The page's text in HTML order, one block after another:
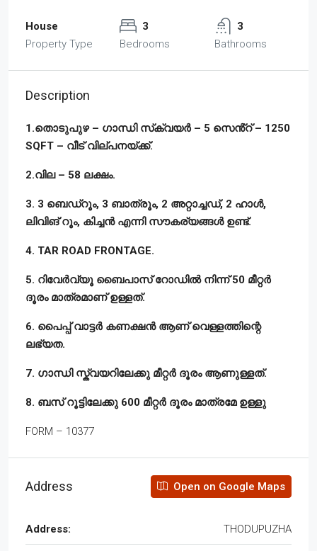
House
Property Type
3
Bedrooms
3
Bathrooms
Description
1.തൊടുപുഴ – ഗാന്ധി സ്‌ക്വയർ – 5 സെൻ്റ് – 1250
SQFT – വീട് വില്പനയ്ക്ക്.
2.വില – 58 ലക്ഷം.
3. 3 ബെഡ്‌റൂം, 3 ബാത്രൂം, 2 അറ്റാച്ചഡ്, 2 ഹാൾ,
ലിവിങ് റൂം, കിച്ചൻ എന്നി സൗകര്യങ്ങൾ ഉണ്ട്.
4. TAR ROAD FRONTAGE.
5. റിവേർവ്യൂ ബൈപാസ് റോഡിൽ നിന്ന് 50 മീറ്റർ
ദൂരം മാത്രമാണ് ഉള്ളത്.
6. പൈപ്പ് വാട്ടർ കണക്ഷൻ ആണ് വെള്ളത്തിന്റെ
ലഭ്യത.
7. ഗാന്ധി സ്ക്വയറിലേക്കു മീറ്റർ ദൂരം ആണുള്ളത്.
8. ബസ് റൂട്ടിലേക്കു 600 മീറ്റർ ദൂരം മാത്രമേ ഉള്ളു
FORM – 10377
Address Open on Google Maps
Address: THODUPUZHA